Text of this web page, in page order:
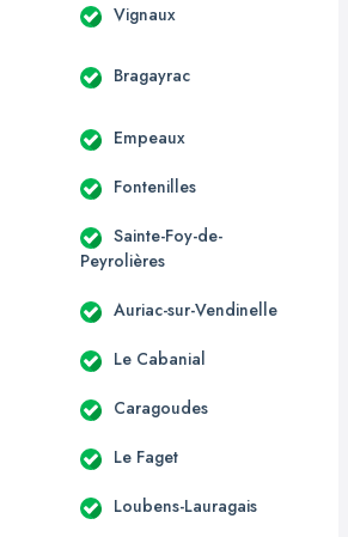
Vignaux
Bragayrac
Empeaux
Fontenilles
Sainte-Foy-de-
Peyrolières
Auriac-sur-Vendinelle
Le Cabanial
Caragoudes
Le Faget
Loubens-Lauragais